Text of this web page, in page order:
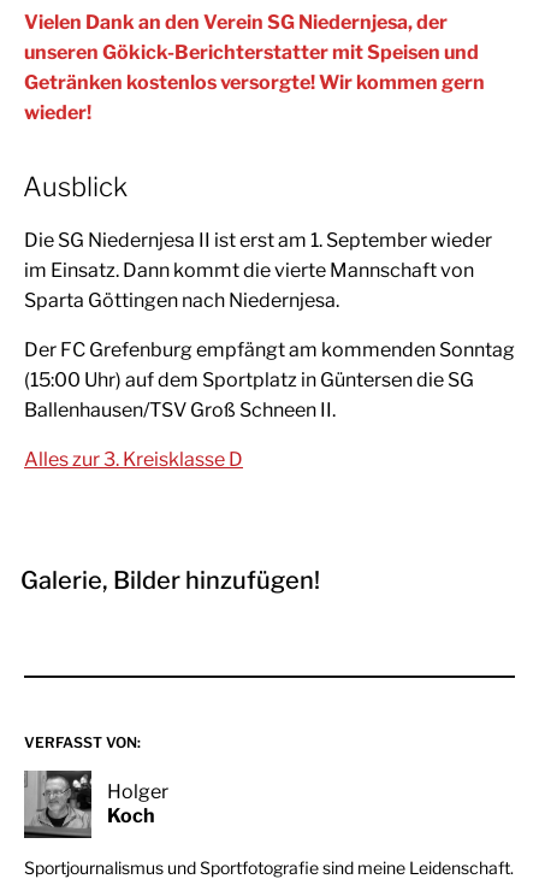
Vielen Dank an den Verein SG Niedernjesa, der
unseren Gökick-Berichterstatter mit Speisen und
Getränken kostenlos versorgte! Wir kommen gern
wieder!
Ausblick
Die SG Niedernjesa II ist erst am 1. September wieder
im Einsatz. Dann kommt die vierte Mannschaft von
Sparta Göttingen nach Niedernjesa.
Der FC Grefenburg empfängt am kommenden Sonntag
(15:00 Uhr) auf dem Sportplatz in Güntersen die SG
Ballenhausen/TSV Groß Schneen II.
Alles zur 3. Kreisklasse D
Galerie, Bilder hinzufügen!
VERFASST VON:
Holger
Koch
Sportjournalismus und Sportfotografie sind meine Leidenschaft.